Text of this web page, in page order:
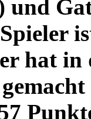
und
hat in